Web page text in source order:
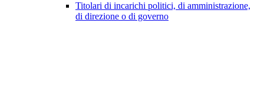
Titolari di incarichi politici, di amministrazione,
di direzione o di governo